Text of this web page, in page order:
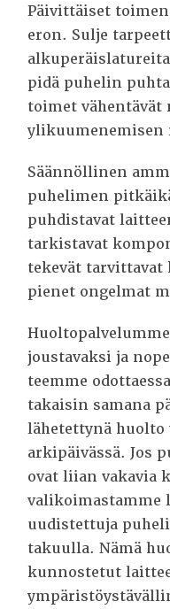
Päivittäiset
eron. Sulje
pidä puhelin
toimet
ylikuumenemisen
Säännöllinen
puhelimen
puhdistavat
tarkistavat
tekevät
pienet ongelmat
joustavaksi ja
teemme
takaisin samana
lähetettynä
arkipäivässä. Jos
ovat liian vakavia
valikoimastamme
uudistettuja
takuulla. Nämä
kunnostetut